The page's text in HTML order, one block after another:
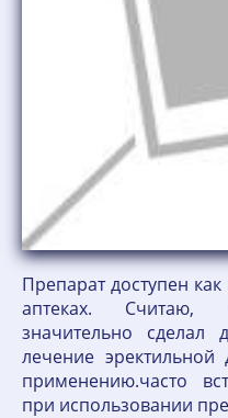
Препарат доступен
аптеках. Считаю,
значительно сделал
лечение
применению.часто
при использовании